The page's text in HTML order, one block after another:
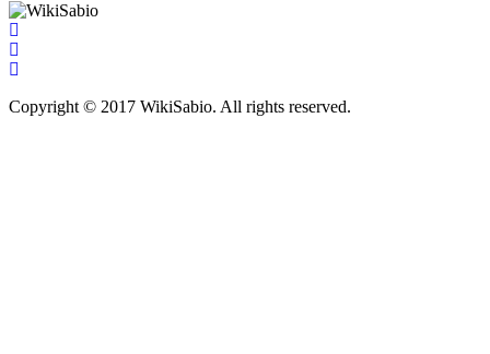
Copyright © 2017 WikiSabio. All rights reserved.